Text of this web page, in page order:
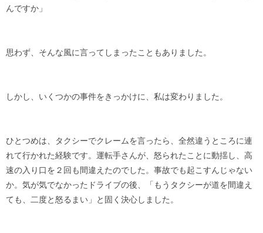
んですか」
思わず、そんな風に言ってしまったこともありました。
しかし、いくつかの事件をきっかけに、私は変わりました。
ひとつめは、タクシーでクレームを言ったら、全然違うところに連
れて行かれた経験です。運転手さんが、怒られたことに動揺し、高
速の入り口を２回も間違えたのでした。事故でも起こすんじゃない
か。気が気でなかったドライブの後、「もうタクシーが道を間違え
ても、二度と怒るまい」と固く決心しました。